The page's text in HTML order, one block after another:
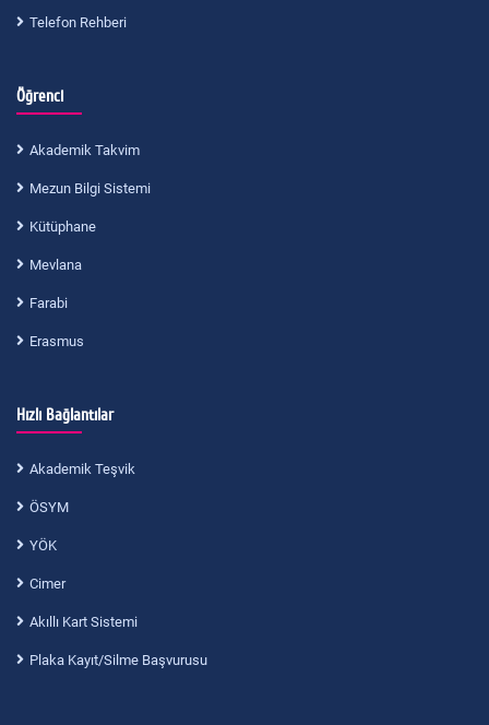
Telefon Rehberi
Öğrenci
Akademik Takvim
Mezun Bilgi Sistemi
Kütüphane
Mevlana
Farabi
Erasmus
Hızlı Bağlantılar
Akademik Teşvik
ÖSYM
YÖK
Cimer
Akıllı Kart Sistemi
Plaka Kayıt/Silme Başvurusu